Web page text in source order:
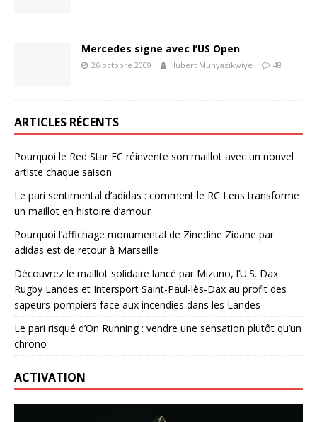
Mercedes signe avec l’US Open
26 octobre 2009 Hubert Munyazikwiye 48
ARTICLES RÉCENTS
Pourquoi le Red Star FC réinvente son maillot avec un nouvel
artiste chaque saison
Le pari sentimental d’adidas : comment le RC Lens transforme
un maillot en histoire d’amour
Pourquoi l’affichage monumental de Zinedine Zidane par
adidas est de retour à Marseille
Découvrez le maillot solidaire lancé par Mizuno, l’U.S. Dax
Rugby Landes et Intersport Saint-Paul-lès-Dax au profit des
sapeurs-pompiers face aux incendies dans les Landes
Le pari risqué d’On Running : vendre une sensation plutôt qu’un
chrono
ACTIVATION